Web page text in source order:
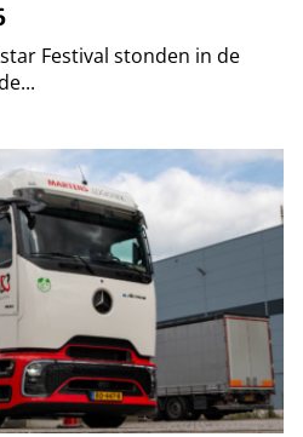
Festival stonden in de